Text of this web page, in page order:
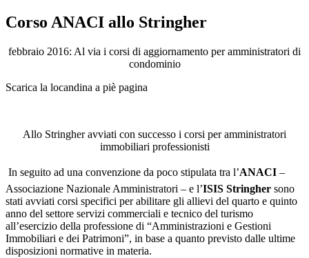
Corso ANACI allo Stringher
febbraio 2016: Al via i corsi di aggiornamento per amministratori di
condominio
Scarica la locandina a piè pagina
Allo Stringher avviati con successo i corsi per amministratori
immobiliari professionisti
 In seguito ad una convenzione da poco stipulata tra l’ANACI –
Associazione Nazionale Amministratori – e l’ISIS Stringher sono
stati avviati corsi specifici per abilitare gli allievi del quarto e quinto
anno del settore servizi commerciali e tecnico del turismo
all’esercizio della professione di “Amministrazioni e Gestioni
Immobiliari e dei Patrimoni”, in base a quanto previsto dalle ultime
disposizioni normative in materia.